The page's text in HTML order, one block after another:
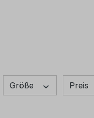
Größe Preis